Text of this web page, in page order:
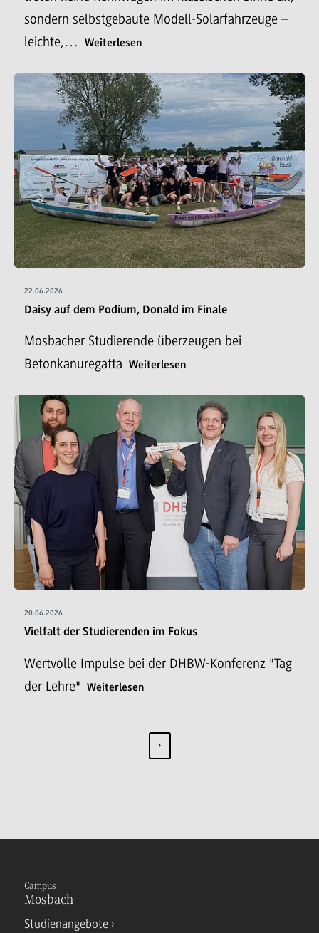
sondern selbstgebaute Modell-Solarfahrzeuge –
leichte,…
Weiterlesen
22.06.2026
Daisy auf dem Podium, Donald im Finale
Mosbacher Studierende überzeugen bei
Betonkanuregatta
Weiterlesen
20.06.2026
Vielfalt der Studierenden im Fokus
Wertvolle Impulse bei der DHBW-Konferenz "Tag
der Lehre"
Weiterlesen
Campus
Mosbach
Studienangebote